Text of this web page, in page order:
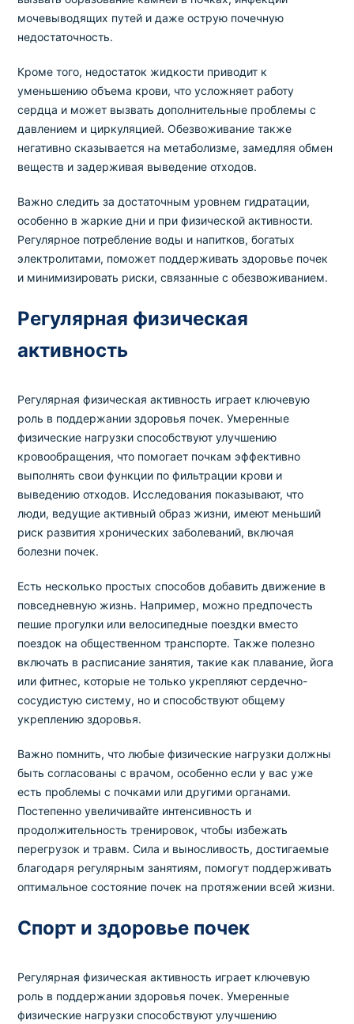
мочевыводящих путей и даже острую почечную
недостаточность.
Кроме того, недостаток жидкости приводит к
уменьшению объема крови, что усложняет работу
сердца и может вызвать дополнительные проблемы с
давлением и циркуляцией. Обезвоживание также
негативно сказывается на метаболизме, замедляя обмен
веществ и задерживая выведение отходов.
Важно следить за достаточным уровнем гидратации,
особенно в жаркие дни и при физической активности.
Регулярное потребление воды и напитков, богатых
электролитами, поможет поддерживать здоровье почек
и минимизировать риски, связанные с обезвоживанием.
Регулярная физическая
активность
Регулярная физическая активность играет ключевую
роль в поддержании здоровья почек. Умеренные
физические нагрузки способствуют улучшению
кровообращения, что помогает почкам эффективно
выполнять свои функции по фильтрации крови и
выведению отходов. Исследования показывают, что
люди, ведущие активный образ жизни, имеют меньший
риск развития хронических заболеваний, включая
болезни почек.
Есть несколько простых способов добавить движение в
повседневную жизнь. Например, можно предпочесть
пешие прогулки или велосипедные поездки вместо
поездок на общественном транспорте. Также полезно
включать в расписание занятия, такие как плавание, йога
или фитнес, которые не только укрепляют сердечно-
сосудистую систему, но и способствуют общему
укреплению здоровья.
Важно помнить, что любые физические нагрузки должны
быть согласованы с врачом, особенно если у вас уже
есть проблемы с почками или другими органами.
Постепенно увеличивайте интенсивность и
продолжительность тренировок, чтобы избежать
перегрузок и травм. Сила и выносливость, достигаемые
благодаря регулярным занятиям, помогут поддерживать
оптимальное состояние почек на протяжении всей жизни.
Спорт и здоровье почек
Регулярная физическая активность играет ключевую
роль в поддержании здоровья почек. Умеренные
физические нагрузки способствуют улучшению